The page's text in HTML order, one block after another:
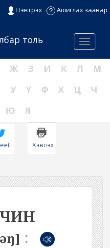
Нэвтрэх Ашиглах заавар
Menu
толь
Ж З И К Л
М
У Ү Ф Х Ц
Ч
Ю Я
Хэвлэх
: